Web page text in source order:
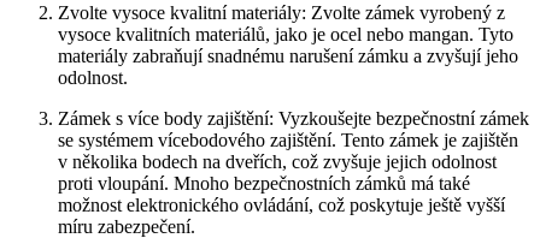
Zvolte vysoce kvalitní materiály: Zvolte zámek vyrobený z
vysoce kvalitních materiálů, jako je ocel nebo mangan. Tyto
materiály zabraňují snadnému narušení zámku a zvyšují jeho
odolnost.
Zámek s více body zajištění: Vyzkoušejte bezpečnostní zámek
se systémem vícebodového zajištění. Tento zámek je zajištěn
v několika bodech na dveřích, což zvyšuje jejich odolnost
proti vloupání. Mnoho bezpečnostních zámků má také
možnost elektronického ovládání, což poskytuje ještě vyšší
míru zabezpečení.